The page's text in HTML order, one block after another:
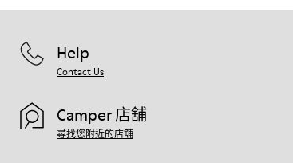
Help
Contact Us
Camper 店舖
尋找您附近的店舖